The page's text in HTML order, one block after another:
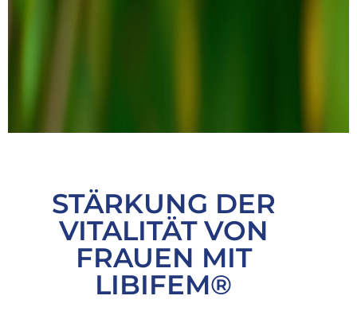
STÄRKUNG DER
VITALITÄT VON
FRAUEN MIT
LIBIFEM®